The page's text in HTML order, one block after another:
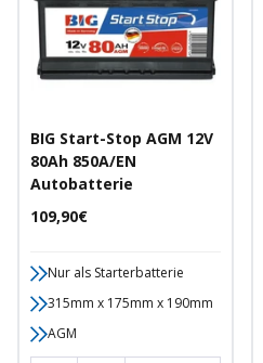
BIG Start-Stop AGM 12V
80Ah 850A/EN
Autobatterie
Angebotspreis
109,90€
Nur als Starterbatterie
315mm x 175mm x 190mm
AGM